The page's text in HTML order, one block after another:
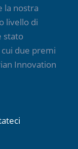
la nostra
livello di
stato
due premi
Innovation